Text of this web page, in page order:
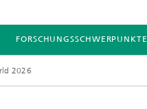
FORSCHUNGSSCHWERPUNKTE
2026